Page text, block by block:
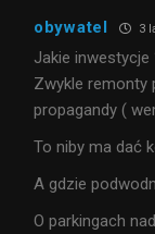
obywatel 3
Jakie inwestycje
Zwykle remonty
propagandy (
To niby ma dać
A gdzie
O parkingach